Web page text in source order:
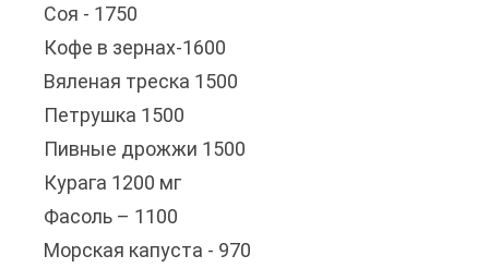
Соя - 1750
Кофе в зернах-1600
Вяленая треска 1500
Петрушка 1500
Пивные дрожжи 1500
Курага 1200 мг
Фасоль – 1100
Морская капуста - 970